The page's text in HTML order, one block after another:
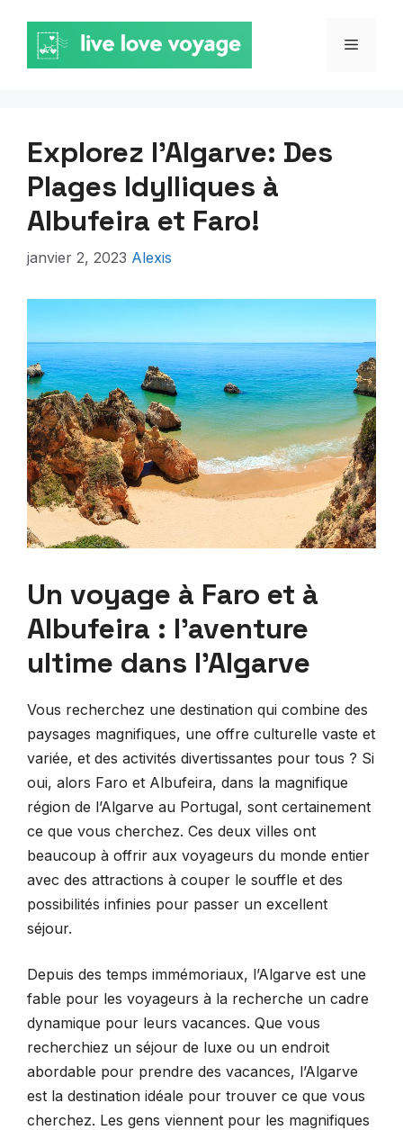
contenu
MENU
Explorez l’Algarve: Des
Plages Idylliques à
Albufeira et Faro!
janvier 2, 2023 Alexis
Un voyage à Faro et à
Albufeira : l’aventure
ultime dans l’Algarve
Vous recherchez une destination qui combine des
paysages magnifiques, une offre culturelle vaste et
variée, et des activités divertissantes pour tous ? Si
oui, alors Faro et Albufeira, dans la magnifique
région de l’Algarve au Portugal, sont certainement
ce que vous cherchez. Ces deux villes ont
beaucoup à offrir aux voyageurs du monde entier
avec des attractions à couper le souffle et des
possibilités infinies pour passer un excellent
séjour.
Depuis des temps immémoriaux, l’Algarve est une
fable pour les voyageurs à la recherche un cadre
dynamique pour leurs vacances. Que vous
recherchiez un séjour de luxe ou un endroit
abordable pour prendre des vacances, l’Algarve
est la destination idéale pour trouver ce que vous
cherchez. Les gens viennent pour les magnifiques